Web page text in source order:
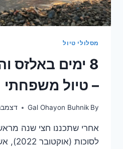
מסלולי טיול
8 ימים באלזס
– טיול משפחתי
By
Gal Ohayon Buhnik דצמבר 27,
אחרי שתכננו חצי שנה
לסוכות